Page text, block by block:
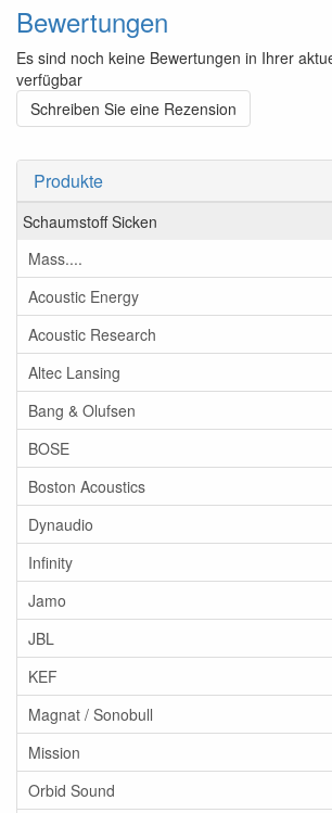
Produkte
Schaumstoff Sicken
Mass....
Acoustic Energy
Acoustic Research
Altec Lansing
Bang & Olufsen
BOSE
Boston Acoustics
Dynaudio
Infinity
Jamo
JBL
KEF
Magnat / Sonobull
Mission
Orbid Sound
Bewertungen
Es sind noch keine Bewertungen in Ihrer
verfügbar
Schreiben Sie eine Rezension